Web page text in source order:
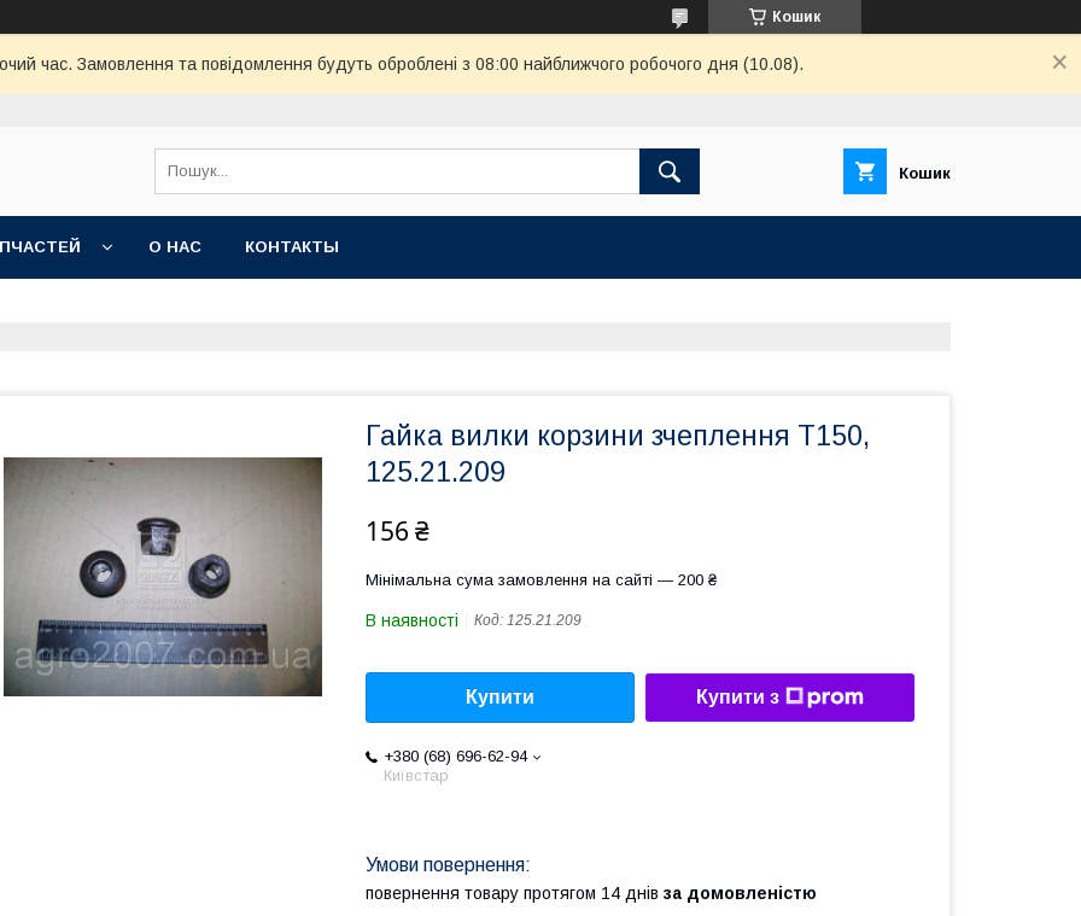
Кошик
час. Замовлення та повідомлення будуть оброблені з 08:00 найближчого робочого дня (10.08).
Кошик
О НАС КОНТАКТЫ
Гайка вилки корзини зчеплення Т150,
125.21.209
156 ₴
Мінімальна сума замовлення на сайті — 200 ₴
В наявності Код: 125.21.209
Купити Купити з
+380 (68) 696-62-94
Київстар
повернення товару протягом 14 днів за домовленістю